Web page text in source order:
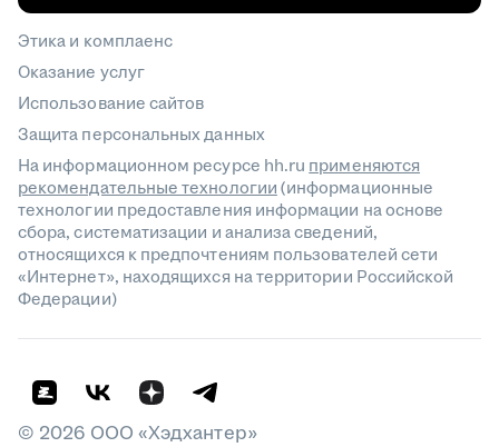
Этика и комплаенс
Оказание услуг
Использование сайтов
Защита персональных данных
На информационном ресурсе hh.ru применяются
рекомендательные технологии(информационные
технологии предоставления информации на основе
сбора, систематизации и анализа сведений,
относящихся к предпочтениям пользователей сети
«Интернет», находящихся на территории Российской
Федерации)
© 2026 ООО «Хэдхантер»